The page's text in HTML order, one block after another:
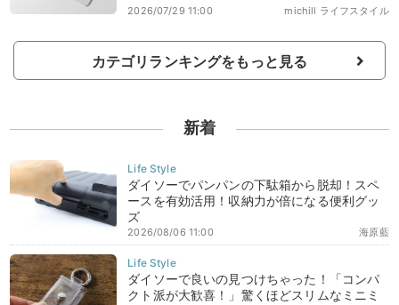
michill ライフスタイル
2026/07/29 11:00
カテゴリランキングをもっと見る
新着
ダイソーでパンパンの下駄箱から脱却！スペ
ースを有効活用！収納力が倍になる便利グッ
ズ
海原藍
2026/08/06 11:00
ダイソーで良いの見つけちゃった！「コンパ
クト派が大歓喜！」驚くほどスリムなミニミ